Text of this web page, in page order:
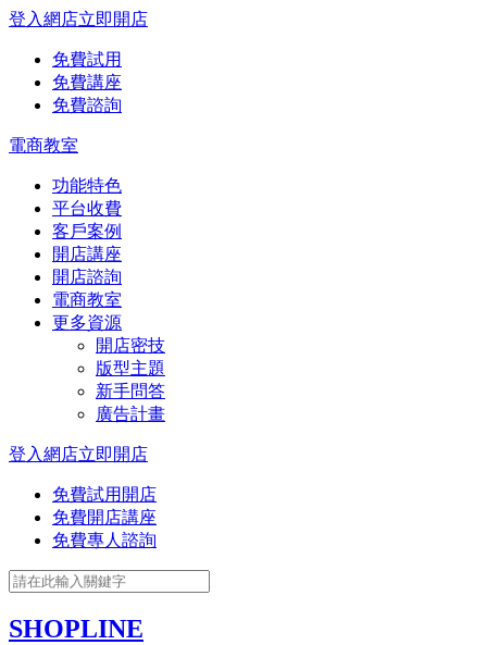
登入網店立即開店
免費試用
免費講座
免費諮詢
電商教室
功能特色
平台收費
客戶案例
開店講座
開店諮詢
電商教室
更多資源
開店密技
版型主題
新手問答
廣告計畫
登入網店立即開店
免費試用開店
免費開店講座
免費專人諮詢
SHOPLINE